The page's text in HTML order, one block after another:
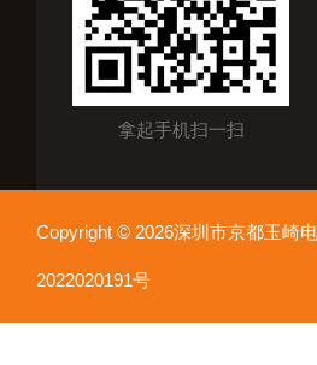
拿起手机扫一扫
Copyright © 2026深圳市京都玉崎
2022020191号